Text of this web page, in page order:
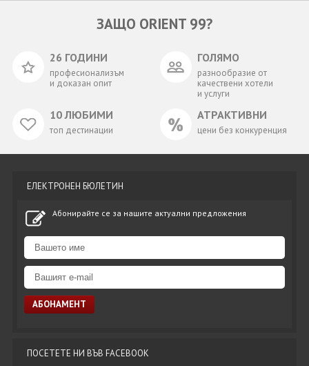
ЗАЩО ORIENT 99?
26 ГОДИНИ
професионализъм
и доказан опит
ГОЛЯМО
разнообразие от
качествени хотели
и услуги
10 ЛЮБИМИ
топ дестинации
АТРАКТИВНИ
цени без конкуренция
ЕЛЕКТРОНЕН БЮЛЕТИН
Абонирайте се за нашите актуални предложения
ПОСЕТЕТЕ НИ ВЪВ FACEBOOK